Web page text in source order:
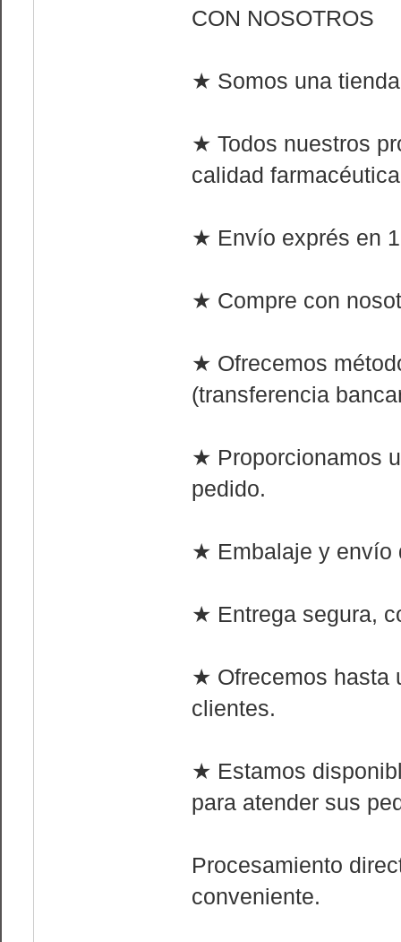
CON NOSOTROS
★ Somos una
★ Todos nuestros
calidad
★ Envío exprés en
★ Compre con
★ Ofrecemos
(transferencia
★ Proporcionamos
pedido.
★ Embalaje y envío
★ Entrega segura,
★ Ofrecemos hasta
clientes.
★ Estamos
para atender sus
Procesamiento
conveniente.